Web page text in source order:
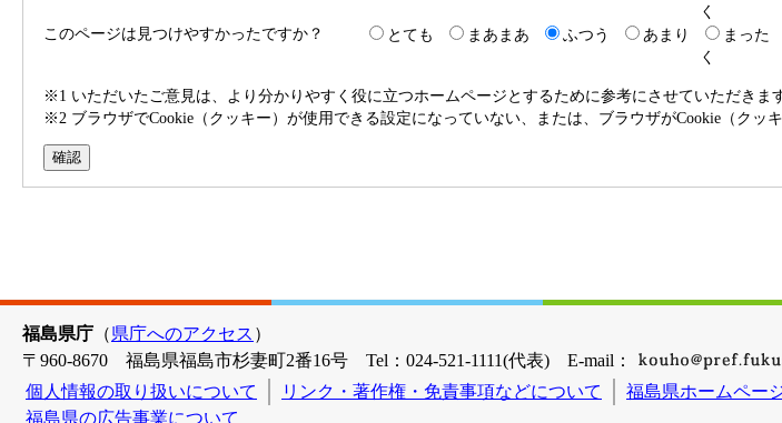
く
このページは見つけやすかったですか？
とても まあまあ ふつう あまり
まった
く
※1 いただいたご意見は、より分かりやすく役に立つホームページとするために参考にさせていただきま
※2 ブラウザでCookie（クッキー）が使用できる設定になっていない、または、ブラウザがCookie（クッ
福島県庁 （県庁へのアクセス ）
〒960-8670 福島県福島市杉妻町2番16号 Tel：024-521-1111(代表) E-mail：
個人情報の取り扱いについて
リンク・著作権・免責事項などについて 福島県ホームペー
福島県の広告事業について